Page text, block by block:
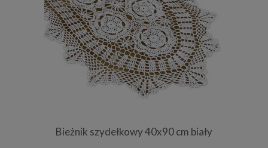
Bieżnik szydełkowy 40x90 cm biały